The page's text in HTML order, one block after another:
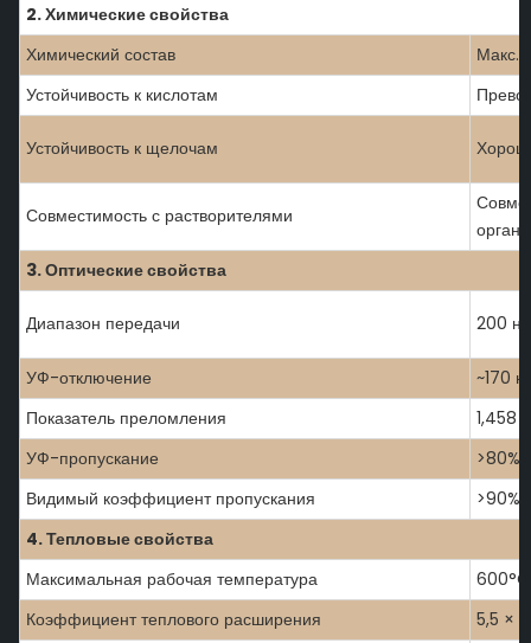
2. Химические свойства
Химический состав
Макс.
Устойчивость к кислотам
Устойчивость к щелочам
Совместимость с растворителями
3. Оптические свойства
Диапазон передачи 200
УФ-отключение
~170
Показатель преломления
1,458
УФ-пропускание
>80%
Видимый коэффициент пропускания
4. Тепловые свойства
Максимальная рабочая температура
600°C
Коэффициент теплового расширения
5,5 ×